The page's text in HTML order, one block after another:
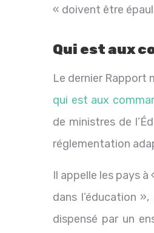
« doivent être
Qui est aux
Le dernier Rapport
qui est aux
de ministres de
réglementation
Il appelle les pays
dans l’éducation
dispensé par un